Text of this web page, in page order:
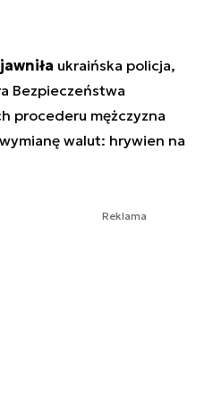
ukraińska policja,
Bezpieczeństwa
procederu mężczyzna
walut: hrywien na
Reklama